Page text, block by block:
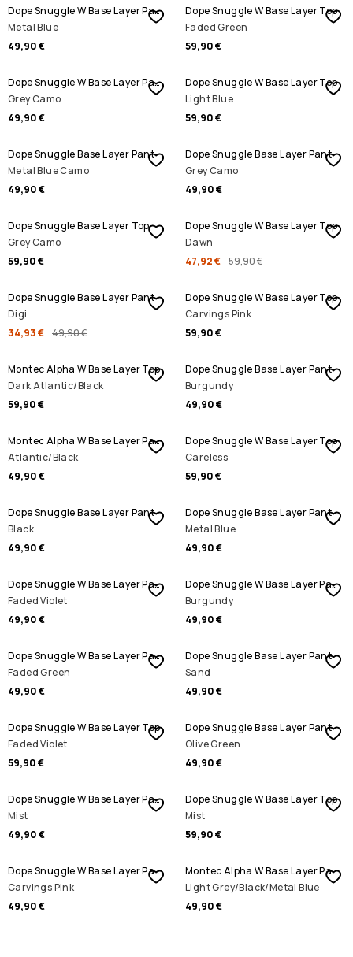
Dope Snuggle W Base Layer Pant
Metal Blue
49,90 €
Dope Snuggle W Base Layer Top
Faded Green
59,90 €
Dope Snuggle W Base Layer Pant
Grey Camo
49,90 €
Dope Snuggle W Base Layer Top
Light Blue
59,90 €
Dope Snuggle Base Layer Pant
Metal Blue Camo
49,90 €
Dope Snuggle Base Layer Pant
Grey Camo
49,90 €
Dope Snuggle Base Layer Top
Grey Camo
59,90 €
REBAJAS
Dope Snuggle W Base Layer Top
Dawn
47,92 € 59,90 €
REBAJAS
Dope Snuggle Base Layer Pant
Digi
34,93 € 49,90 €
Dope Snuggle W Base Layer Top
Carvings Pink
59,90 €
Montec Alpha W Base Layer Top
Dark Atlantic/Black
59,90 €
Dope Snuggle Base Layer Pant
Burgundy
49,90 €
Montec Alpha W Base Layer Pant
Atlantic/Black
49,90 €
Dope Snuggle W Base Layer Top
Careless
59,90 €
Dope Snuggle Base Layer Pant
Black
49,90 €
Dope Snuggle Base Layer Pant
Metal Blue
49,90 €
Dope Snuggle W Base Layer Pant
Faded Violet
49,90 €
Dope Snuggle W Base Layer Pant
Burgundy
49,90 €
Dope Snuggle W Base Layer Pant
Faded Green
49,90 €
Dope Snuggle Base Layer Pant
Sand
49,90 €
Dope Snuggle W Base Layer Top
Faded Violet
59,90 €
Dope Snuggle Base Layer Pant
Olive Green
49,90 €
Dope Snuggle W Base Layer Pant
Mist
49,90 €
Dope Snuggle W Base Layer Top
Mist
59,90 €
Dope Snuggle W Base Layer Pant
Carvings Pink
49,90 €
Montec Alpha W Base Layer Pant
Light Grey/Black/Metal Blue
49,90 €